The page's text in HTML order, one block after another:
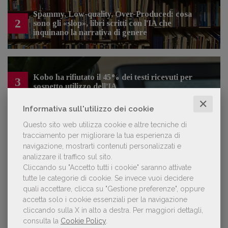
Informativa sull'utilizzo dei cookie ✕
Questo sito web utilizza cookie e altre tecniche di
tracciamento per migliorare la tua esperienza di
navigazione, mostrarti contenuti personalizzati e
analizzare il traffico sul sito.
Cliccando su "Accetto tutti i cookie" saranno attivate
tutte le categorie di cookie. Se invece vuoi decidere
quali accettare, clicca su "Gestione preferenze", oppure
accetta solo i cookie essenziali per la navigazione
cliccando sulla X in alto a destra. Per maggiori dettagli,
consulta la Cookie Policy
2
Spammy, Low-quality, Over-Produced: cosa
sono gli «slop», libri scritti con l'IA che
inquinano la narrativa di genere
3
Kobo ha rifiutato il 45% dei testi ricevuti per
sospetto utilizzo dell’IA
NOTIZIE DALL'AIE
Il Premio Inge Feltrinelli apre le
candidature per la quinta edizione,
dedicata al tema della pace